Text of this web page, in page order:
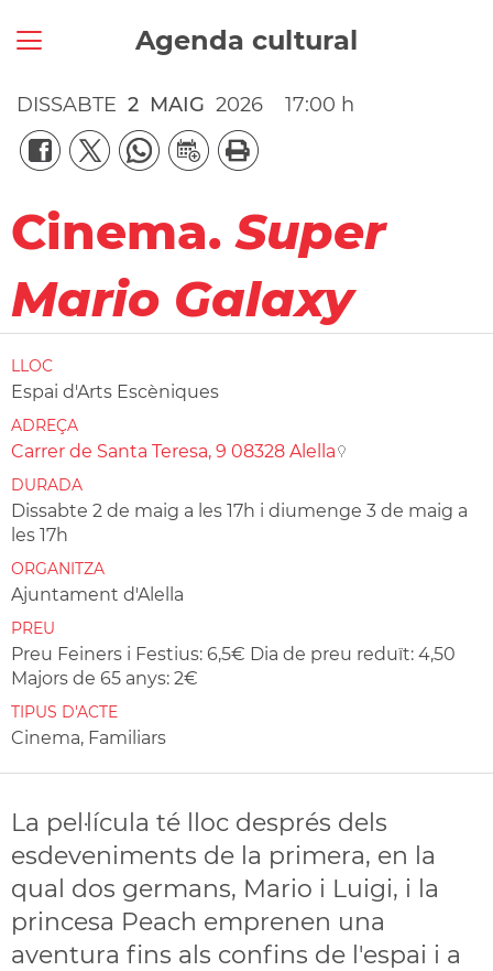
Agenda cultural
DISSABTE 2 MAIG 2026 17:00 h
Cinema.Super
Mario Galaxy
LLOC
Espai d'Arts Escèniques
ADREÇA
Carrer de Santa Teresa, 9 08328 Alella
DURADA
Dissabte 2 de maig a les 17h i diumenge 3 de maig a
les 17h
ORGANITZA
Ajuntament d'Alella
PREU
Preu Feiners i Festius: 6,5€ Dia de preu reduït: 4,50
Majors de 65 anys: 2€
TIPUS D'ACTE
Cinema, Familiars
La pel·lícula té lloc després dels
esdeveniments de la primera, en la
qual dos germans, Mario i Luigi, i la
princesa Peach emprenen una
aventura fins als confins de l'espai i a